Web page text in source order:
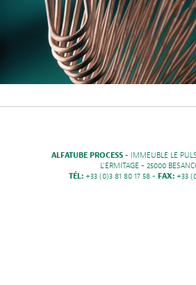
ALFATUBE PROCESS - IMMEUBLE LE
L'ERMITAGE - 25000
TÉL: +33 (0)3 81 80 17 58 - FAX: +33